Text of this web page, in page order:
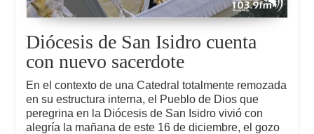
Diócesis de San Isidro cuenta
con nuevo sacerdote
En el contexto de una Catedral totalmente remozada
en su estructura interna, el Pueblo de Dios que
peregrina en la Diócesis de San Isidro vivió con
alegría la mañana de este 16 de diciembre, el gozo